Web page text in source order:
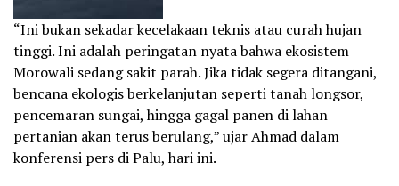
“Ini bukan sekadar kecelakaan teknis atau curah hujan
tinggi. Ini adalah peringatan nyata bahwa ekosistem
Morowali sedang sakit parah. Jika tidak segera ditangani,
bencana ekologis berkelanjutan seperti tanah longsor,
pencemaran sungai, hingga gagal panen di lahan
pertanian akan terus berulang,” ujar Ahmad dalam
konferensi pers di Palu, hari ini.